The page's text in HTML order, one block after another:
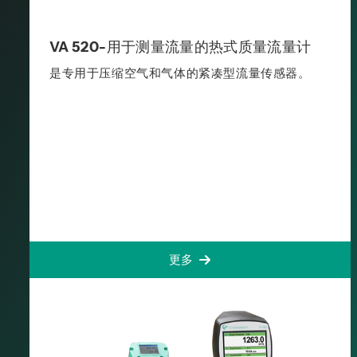
VA 520-用于测量流量的热式质量流量计
是专用于压缩空气和气体的紧凑型流量传感器。
更多